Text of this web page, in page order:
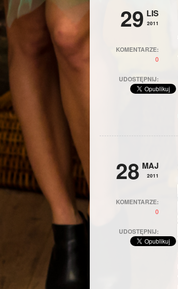
29 LIS
2011
KOMENTARZE:
0
UDOSTĘPNIJ:
28 MAJ
2011
KOMENTARZE:
0
UDOSTĘPNIJ: